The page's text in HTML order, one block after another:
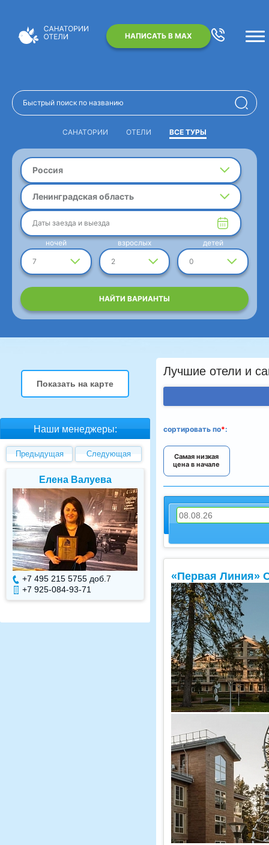
НАПИСАТЬ В MAX
САНАТОРИИ ОТЕЛИ ВСЕ ТУРЫ
Россия
Ленинградская область
Даты заезда и выезда
7
ночей
2
взрослых
0
детей
НАЙТИ ВАРИАНТЫ
Показать на карте
Наши менеджеры:
Предыдущая Следующая
Елена Валуева
+7 495 215 5755 доб. 7
+7 925-084-93-71
Светлана
+7 495 215 5755 доб.
+7 925-084-93-70
Лучшие отели и
сортировать по*:
Самая низкая
цена в начале
«Первая Линия»